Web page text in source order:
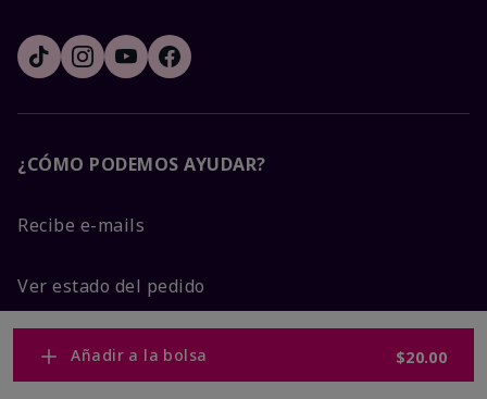
Añadir a la bolsa $20.00
¿CÓMO PODEMOS AYUDAR?
Recibe e-mails
Ver estado del pedido
Contáctanos